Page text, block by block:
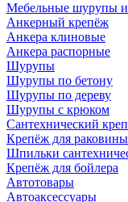
Мебельные шурупы
Анкерный крепёж
Анкера клиновые
Анкера распорные
Шурупы
Шурупы по бетону
Шурупы по дереву
Шурупы с крюком
Сантехнический
Крепёж для раковины
Шпильки
Крепёж для бойлера
Автотовары
Автоаксессуары